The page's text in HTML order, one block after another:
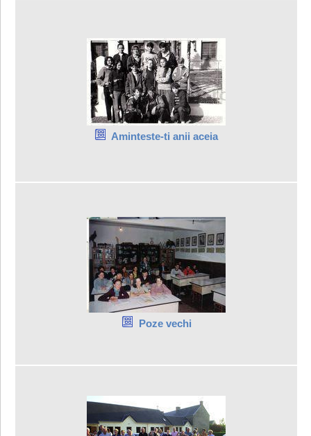
Aminteste-ti anii aceia
Poze vechi